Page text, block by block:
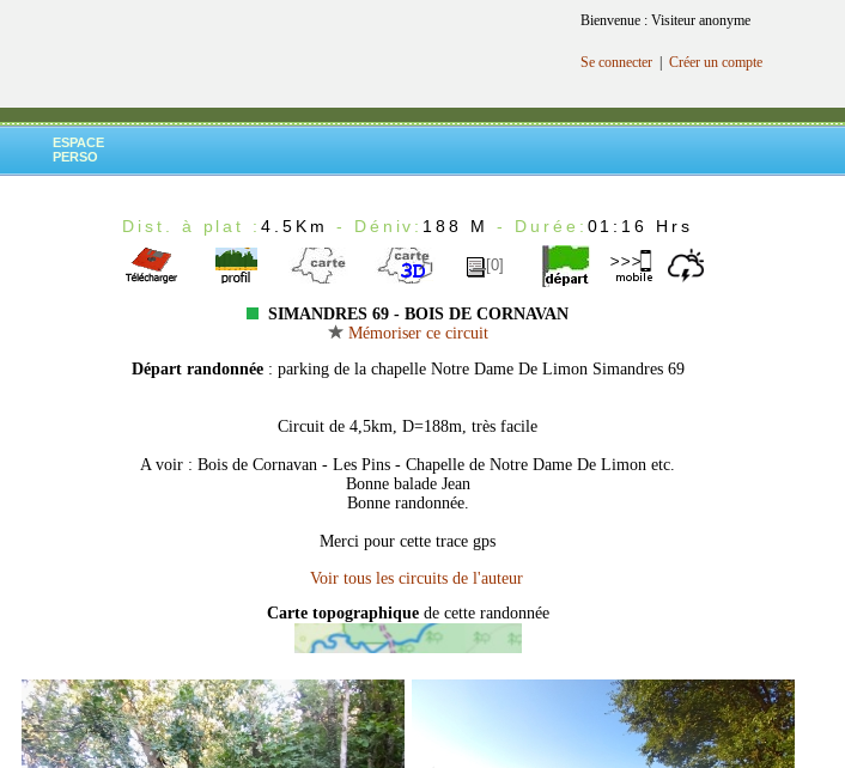
Bienvenue : Visiteur anonyme
Se connecter Créer un compte
ESPACE
PERSO
Dist. à plat :4.5Km - Déniv: 188 M - Durée: 01:16 Hrs
[0]
SIMANDRES 69 - BOIS DE CORNAVAN
Mémoriser ce circuit
Départ randonnée : parking de la chapelle Notre Dame De Limon Simandres 69
Circuit de 4,5km, D=188m, très facile
A voir : Bois de Cornavan - Les Pins - Chapelle de Notre Dame De Limon etc.
Bonne balade Jean
Bonne randonnée.
Merci pour cette trace gps
Carte topographique de cette randonnée